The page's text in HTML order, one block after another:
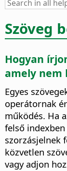
Szöveg
Hogyan
amely nem
Egyes
operátornak
működés. Ha
felső
szorzásjelnek
közvetlen
vagy adjon